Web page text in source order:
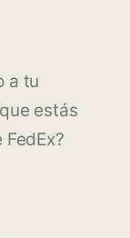
a tu
estás